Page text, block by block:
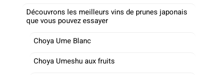
Découvrons les meilleurs vins de prunes japonais
que vous pouvez essayer
Choya Ume Blanc
Choya Umeshu aux fruits